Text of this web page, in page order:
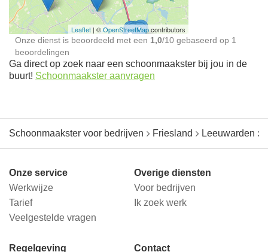
Leaflet | ©OpenStreetMapcontributors
Onze dienst is beoordeeld met een 1,0/10 gebaseerd op 1
beoordelingen
Ga direct op zoek naar een schoonmaakster bij jou in de
buurt! Schoonmaakster aanvragen
Schoonmaakster voor bedrijven Friesland Leeuwarden
Onze service
Werkwijze
Tarief
Veelgestelde vragen
Overige diensten
Voor bedrijven
Ik zoek werk
Regelgeving Contact